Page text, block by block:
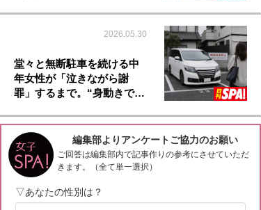
2026.05.30
堂々と無断駐車を続ける中
年女性が「泣きながら謝
罪」するまで。“身動きで…